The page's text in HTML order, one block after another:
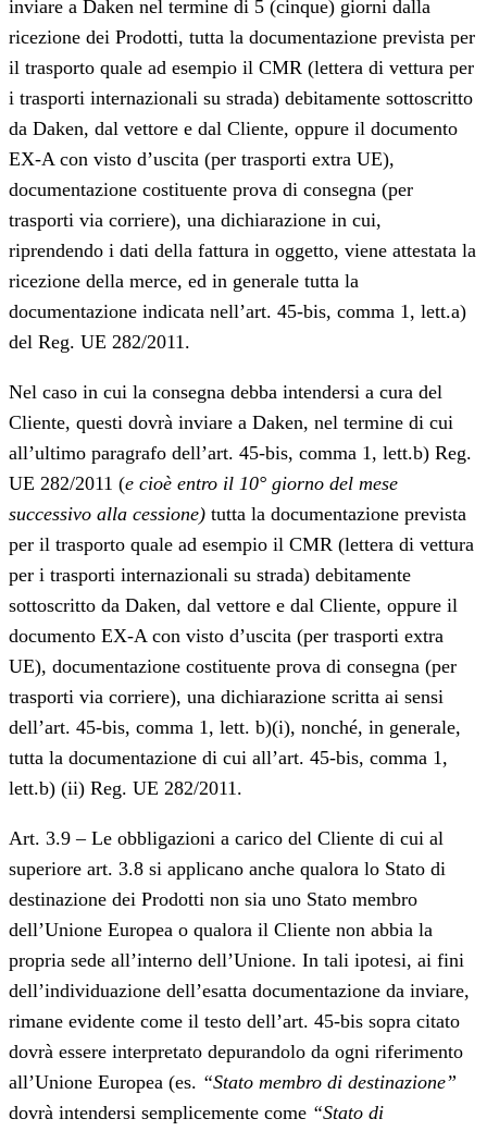
inviare a Daken nel termine di 5 (cinque) giorni dalla
ricezione dei Prodotti, tutta la documentazione prevista per
il trasporto quale ad esempio il CMR (lettera di vettura per
i trasporti internazionali su strada) debitamente sottoscritto
da Daken, dal vettore e dal Cliente, oppure il documento
EX-A con visto d’uscita (per trasporti extra UE),
documentazione costituente prova di consegna (per
trasporti via corriere), una dichiarazione in cui,
riprendendo i dati della fattura in oggetto, viene attestata la
ricezione della merce, ed in generale tutta la
documentazione indicata nell’art. 45-bis, comma 1, lett.a)
del Reg. UE 282/2011.
Nel caso in cui la consegna debba intendersi a cura del
Cliente, questi dovrà inviare a Daken, nel termine di cui
all’ultimo paragrafo dell’art. 45-bis, comma 1, lett.b) Reg.
UE 282/2011 (e cioè entro il 10° giorno del mese
successivo alla cessione) tutta la documentazione prevista
per il trasporto quale ad esempio il CMR (lettera di vettura
per i trasporti internazionali su strada) debitamente
sottoscritto da Daken, dal vettore e dal Cliente, oppure il
documento EX-A con visto d’uscita (per trasporti extra
UE), documentazione costituente prova di consegna (per
trasporti via corriere), una dichiarazione scritta ai sensi
dell’art. 45-bis, comma 1, lett. b)(i), nonché, in generale,
tutta la documentazione di cui all’art. 45-bis, comma 1,
lett.b) (ii) Reg. UE 282/2011.
Art. 3.9 – Le obbligazioni a carico del Cliente di cui al
superiore art. 3.8 si applicano anche qualora lo Stato di
destinazione dei Prodotti non sia uno Stato membro
dell’Unione Europea o qualora il Cliente non abbia la
propria sede all’interno dell’Unione. In tali ipotesi, ai fini
dell’individuazione dell’esatta documentazione da inviare,
rimane evidente come il testo dell’art. 45-bis sopra citato
dovrà essere interpretato depurandolo da ogni riferimento
all’Unione Europea (es. “Stato membro di destinazione”
dovrà intendersi semplicemente come “Stato di